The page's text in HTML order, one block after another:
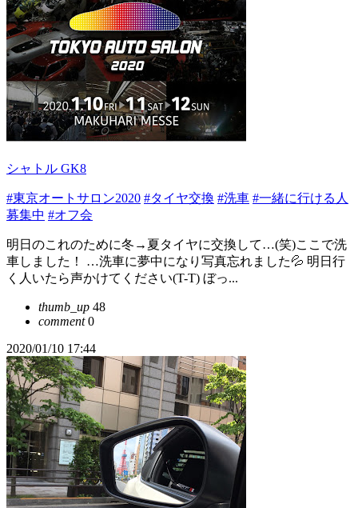
シャトル GK8
#東京オートサロン2020 #タイヤ交換 #洗車 #一緒に行ける人
募集中 #オフ会
明日のこれのために冬→夏タイヤに交換して…(笑)ここで洗
車しました！ …洗車に夢中になり写真忘れました💦 明日行
く人いたら声かけてください(T-T) ぼっ...
thumb_up 48
comment0
2020/01/10 17:44